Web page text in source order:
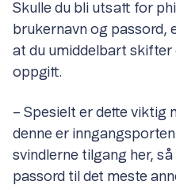
Skulle du bli utsatt for
brukernavn og passord,
at du umiddelbart skifter
oppgitt.
– Spesielt er dette viktig
denne er
svindlerne tilgang her,
passord til det meste